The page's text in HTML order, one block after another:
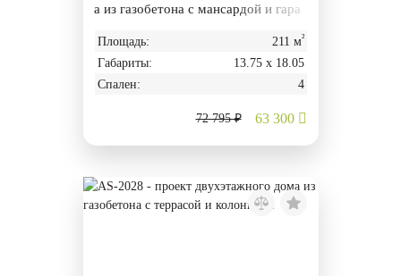
а из газобетона с мансардой и гара
Площадь: 211 м²
Габариты:
13.75 х 18.05
Спален:
4
72 795 ₽ 63 300